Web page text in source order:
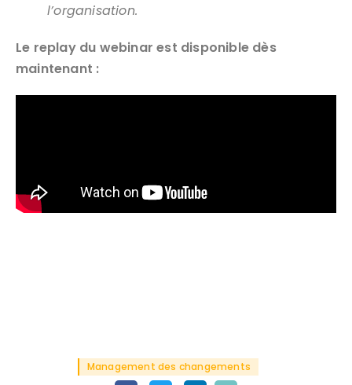
l’organisation.
Le replay du webinar est disponible dès
maintenant :
Management des changements